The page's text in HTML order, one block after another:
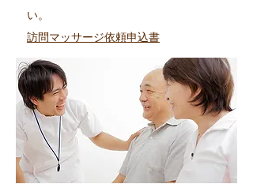
い。
訪問マッサージ依頼申込書